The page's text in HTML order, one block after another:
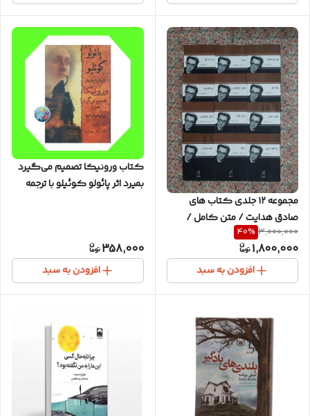
مجموعه ۱۲ جلدی کتاب های
صادق هدایت / متن کامل /
کاغذ سفید
3,000,000
40%
1,800,000
افزودن به سبد
کتاب ورونیکا تصمیم می‌گیرد
بمیرد اثر پائولو کوئیلو با ترجمه
358,000
افزودن به سبد